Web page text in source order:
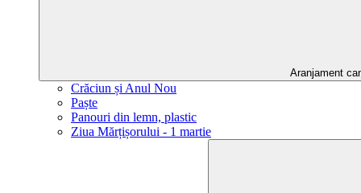
Aranjament
Crăciun și Anul Nou
Paște
Panouri din lemn, plastic
Ziua Mărțișorului - 1 martie